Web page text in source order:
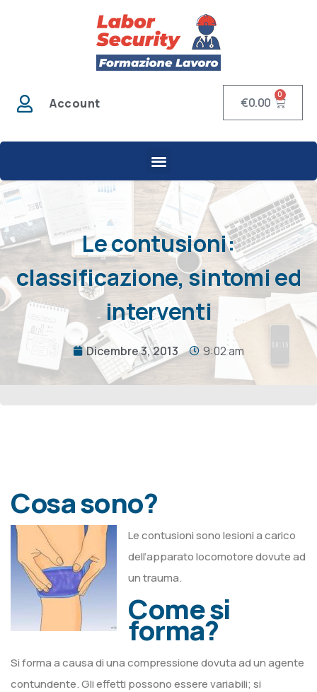
Account €0.00
0
Le contusioni:
classificazione, sintomi ed
interventi
Dicembre 3, 2013 9:02 am
Cosa sono?
Le contusioni sono lesioni a carico
dell’apparato locomotore dovute ad
un trauma.
Come si
forma?
Si forma a causa di una compressione dovuta ad un agente
contundente. Gli effetti possono essere variabili; si